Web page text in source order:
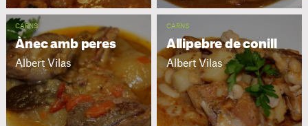
CARNS
Ànec amb peres
Albert Vilas
CARNS
Allipebre de conill
Albert Vilas